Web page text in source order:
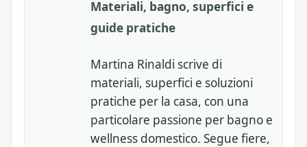
Materiali, bagno, superfici e
guide pratiche
Martina Rinaldi scrive di
materiali, superfici e soluzioni
pratiche per la casa, con una
particolare passione per bagno e
wellness domestico. Segue fiere,